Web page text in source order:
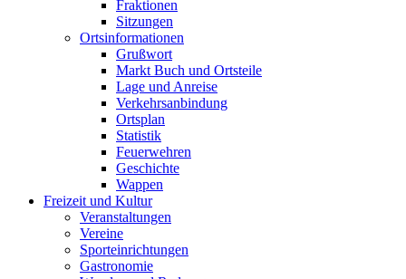
Fraktionen
Sitzungen
Ortsinformationen
Grußwort
Markt Buch und Ortsteile
Lage und Anreise
Verkehrsanbindung
Ortsplan
Statistik
Feuerwehren
Geschichte
Wappen
Freizeit und Kultur
Veranstaltungen
Vereine
Sporteinrichtungen
Gastronomie